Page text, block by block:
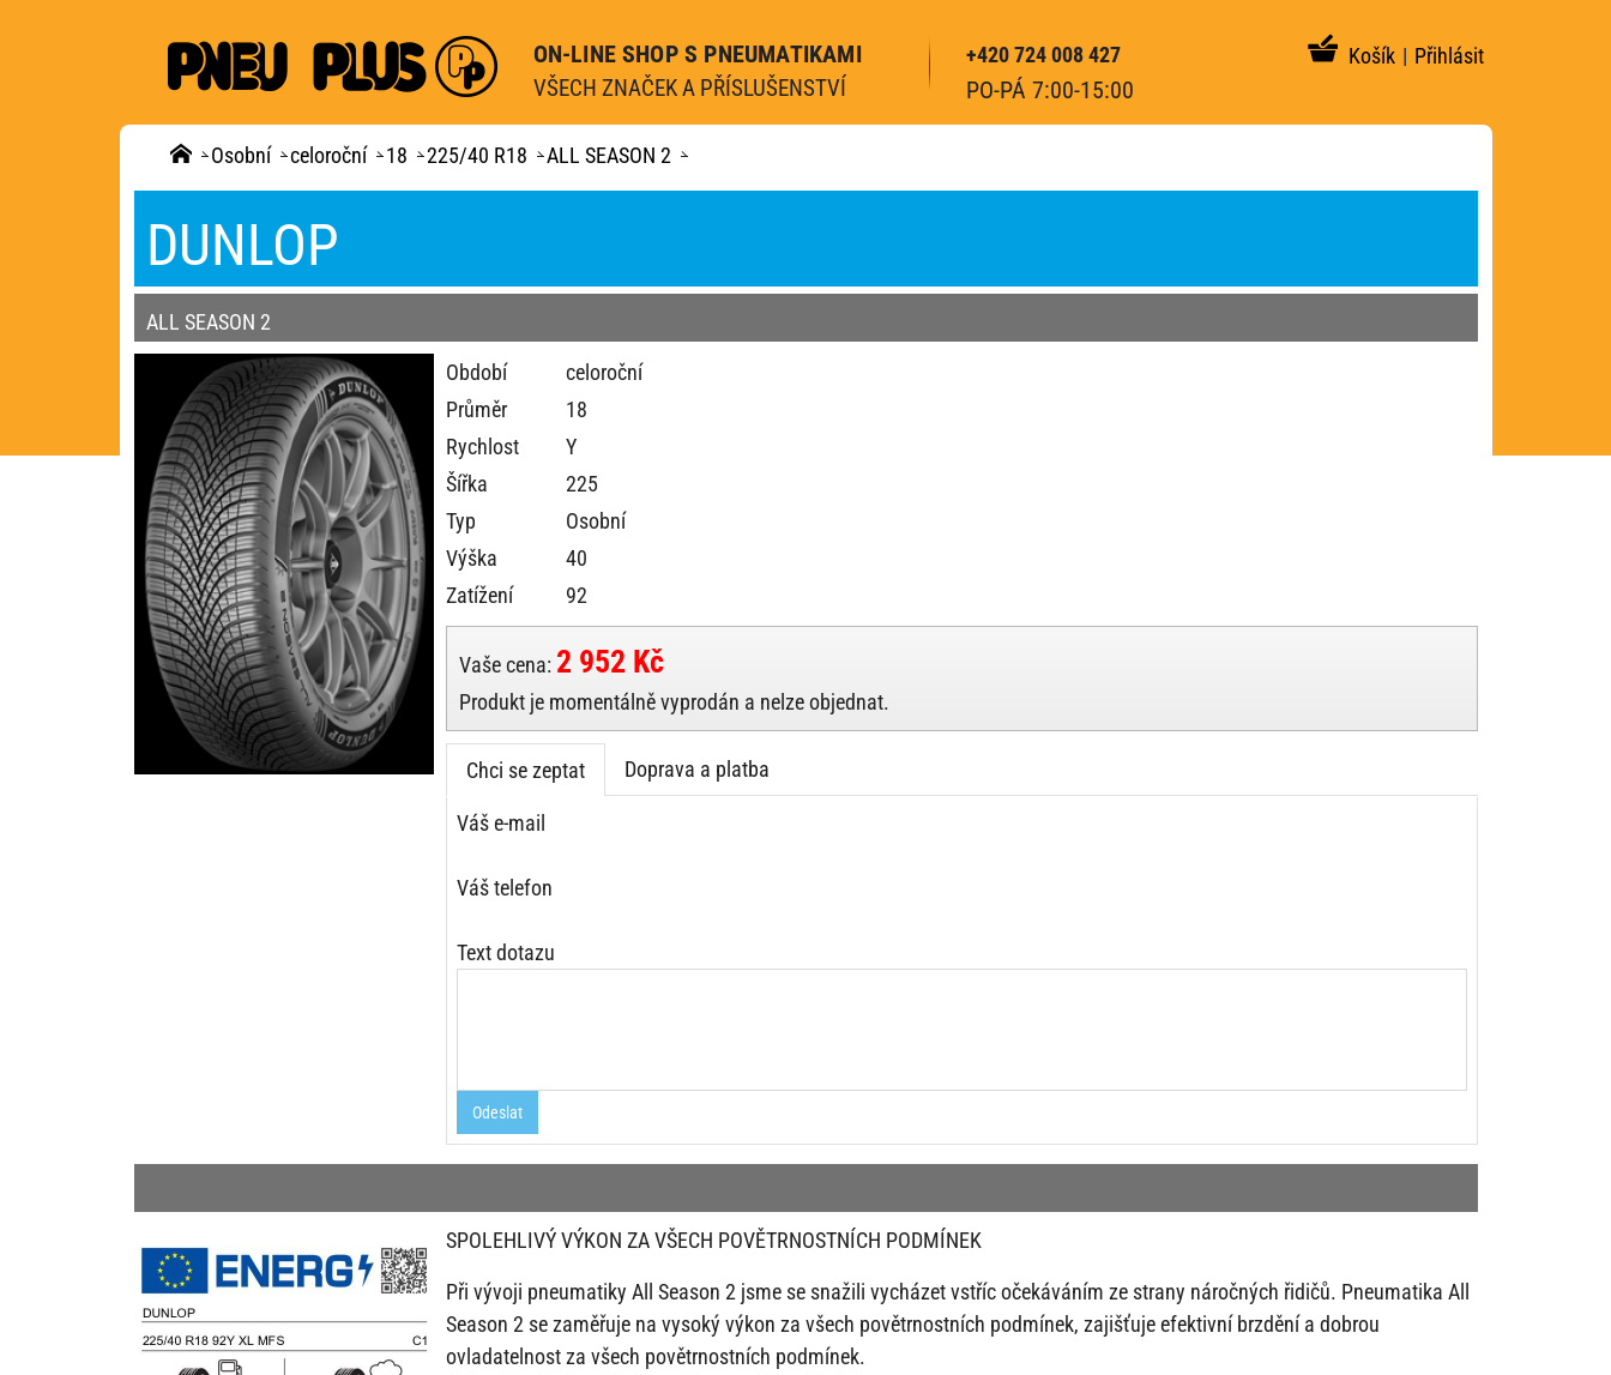
ON-LINE SHOP S PNEUMATIKAMI
VŠECH ZNAČEK A PŘÍSLUŠENSTVÍ
+420 724 008 427
PO-PÁ 7:00-15:00
Košík | Přihlásit
Osobní celoroční 18 225/40 R18 ALL SEASON 2
DUNLOP
ALL SEASON 2
Období
celoroční
Průměr
18
Rychlost
Y
Šířka
225
Typ
Osobní
Výška
40
Zatížení
92
Vaše cena: 2 952 Kč
Produkt je momentálně vyprodán a nelze objednat.
Chci se zeptat Doprava a platba
Váš e-mail
Váš telefon
Text dotazu
Odeslat
SPOLEHLIVÝ VÝKON ZA VŠECH POVĚTRNOSTNÍCH PODMÍNEK
Při vývoji pneumatiky All Season 2 jsme se snažili vycházet vstříc očekáváním ze strany náročných řidičů. Pneumatika All
Season 2 se zaměřuje na vysoký výkon za všech povětrnostních podmínek, zajišťuje efektivní brzdění a dobrou
ovladatelnost za všech povětrnostních podmínek.